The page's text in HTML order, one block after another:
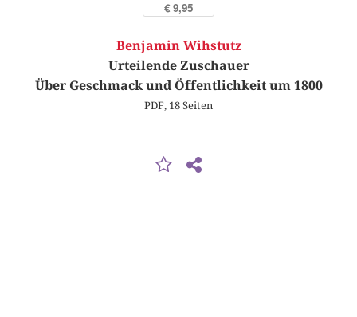
€ 9,95
Benjamin Wihstutz
Urteilende Zuschauer
Über Geschmack und Öffentlichkeit um 1800
PDF, 18 Seiten